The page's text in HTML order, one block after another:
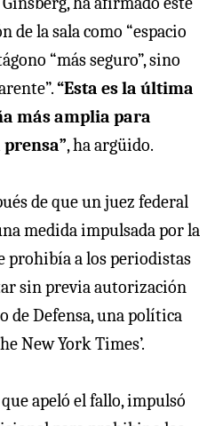
de la sala como “espacio
“más seguro”, sino
“Esta es la última
más amplia para
, ha argüido.
de que un juez federal
medida impulsada por la
a los periodistas
sin previa autorización
de Defensa, una política
New York Times’.
apeló el fallo, impulsó